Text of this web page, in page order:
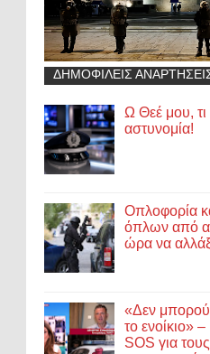
ΔΗΜΟΦΙΛΕΙΣ
Ω Θεέ μου, τι
αστυνομία!
Οπλοφορία
όπλων από
ώρα να
«Δεν
το ενοίκιο»
SOS για